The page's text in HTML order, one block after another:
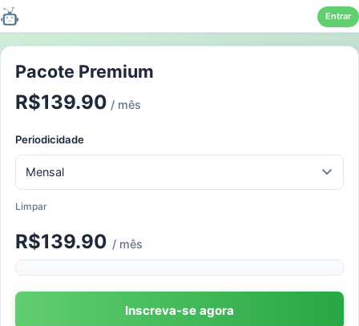
Entrar
Pular
para
conteúdo
Pacote Premium
R$139.90 / mês
Periodicidade
Limpar
R$139.90 / mês
Inscreva-se agora